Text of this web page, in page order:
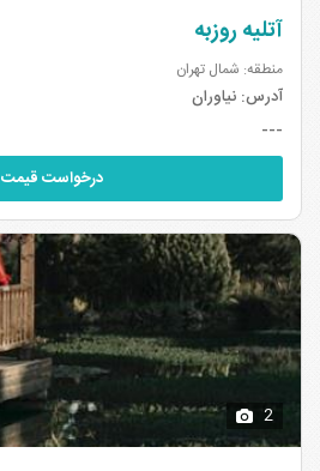
آتلیه روزبه
منطقه: شمال تهران
آدرس: نیاوران
---
درخواست قیمت
2